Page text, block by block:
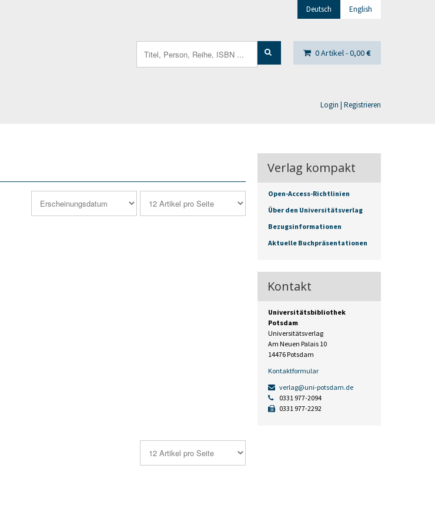
Deutsch English
0 Artikel -0,00€
Login | Registrieren
for:
Verlag kompakt
Open-Access-Richtlinien
Über den Universitätsverlag
Bezugsinformationen
Aktuelle Buchpräsentationen
Kontakt
Universitätsbibliothek
Potsdam
Universitätsverlag
Am Neuen Palais 10
14476 Potsdam
Kontaktformular
verlag@uni-potsdam.de
0331 977-2094
0331 977-2292